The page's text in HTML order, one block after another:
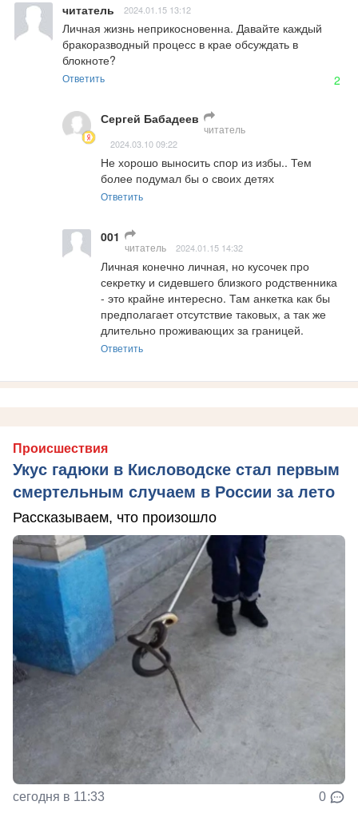
читатель 2024.01.15 13:12
Личная жизнь неприкосновенна. Давайте каждый
бракоразводный процесс в крае обсуждать в
блокноте?
Ответить 2
Сергей Бабадеев
читатель
2024.03.10 09:22
Не хорошо выносить спор из избы.. Тем
более подумал бы о своих детях
Ответить
001
читатель 2024.01.15 14:32
Личная конечно личная, но кусочек про
секретку и сидевшего близкого родственника
- это крайне интересно. Там анкетка как бы
предполагает отсутствие таковых, а так же
длительно проживающих за границей.
Ответить
Происшествия
Укус гадюки в Кисловодске стал первым
смертельным случаем в России за лето
Рассказываем, что произошло
сегодня в 11:33 0